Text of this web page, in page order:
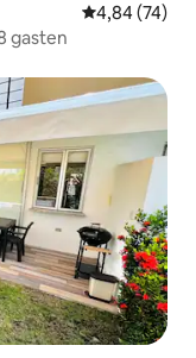
Gemiddelde
4,84 (74)
gasten